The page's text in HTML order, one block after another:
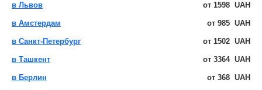
в Львов от 1598 UAH
в Амстердам от 985 UAH
в Санкт-Петербург от 1502 UAH
в Ташкент от 3364 UAH
в Берлин от 368 UAH